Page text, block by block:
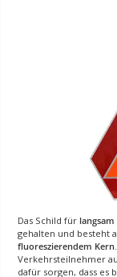
Das Schild für
gehalten und besteht
fluoreszierendem Kern
Verkehrsteilnehmer
dafür sorgen, dass es